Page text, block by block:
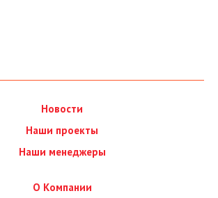
Новости
Наши проекты
Наши менеджеры
О Компании